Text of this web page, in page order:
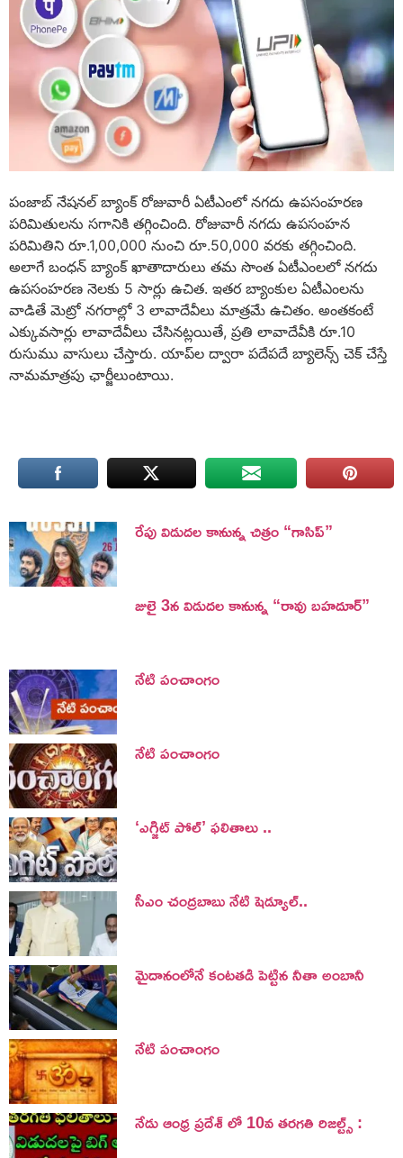
పంజాబ్‌ నేషనల్‌ బ్యాంక్‌ రోజువారీ ఏటీఎంలో నగదు ఉపసంహరణ
పరిమితులను సగానికి తగ్గించింది. రోజువారీ నగదు ఉపసంహన
పరిమితిని రూ.1,00,000 నుంచి రూ.50,000 వరకు తగ్గించింది.
అలాగే బంధన్‌ బ్యాంక్‌ ఖాతాదారులు తమ సొంత ఏటీఎంలలో నగదు
ఉపసంహరణ నెలకు 5 సార్లు ఉచిత. ఇతర బ్యాంకుల ఏటీఎంలను
వాడితే మెట్రో నగరాల్లో 3 లావాదేవీలు మాత్రమే ఉచితం. అంతకంటే
ఎక్కువసార్లు లావాదేవీలు చేసినట్లయితే, ప్రతి లావాదేవీకి రూ.10
రుసుము వాసులు చేస్తారు. యాప్‌ల ద్వారా పదేపదే బ్యాలెన్స్‌ చెక్ చేస్తే
నామమాత్రపు ఛార్జీలుంటాయి.
రేపు విడుదల కానున్న చిత్రం “గాసిప్”
జులై 3న విడుదల కానున్న “రావు బహదూర్”
నేటి పంచాంగం
నేటి పంచాంగం
‘ఎగ్జిట్ పోల్’ ఫలితాలు ..
సీఎం చంద్రబాబు నేటి షెడ్యూల్..
మైదానంలోనే కంటతడి పెట్టిన నీతా అంబానీ
నేటి పంచాంగం
నేడు ఆంధ్ర ప్రదేశ్ లో 10వ తరగతి రిజల్ట్స్ :